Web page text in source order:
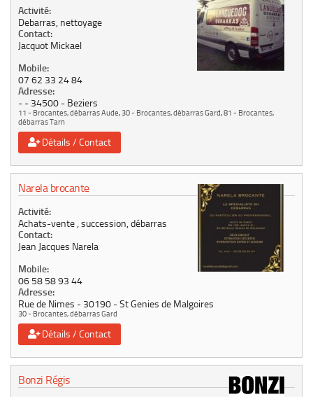
Activité:
Debarras, nettoyage
Contact:
Jacquot Mickael
Mobile:
07 62 33 24 84
Adresse:
- 34500 Beziers
11 - Brocantes, débarras Aude,30 - Brocantes, débarras Gard,81 - Brocantes,
débarras Tarn
Détails / Contact
Narela brocante
Activité:
Achats-vente , succession, débarras
Contact:
Jean Jacques Narela
Mobile:
06 58 58 93 44
Adresse:
Rue de Nimes 30190 St Genies de Malgoires
30 - Brocantes, débarras Gard
Détails / Contact
Bonzi Régis